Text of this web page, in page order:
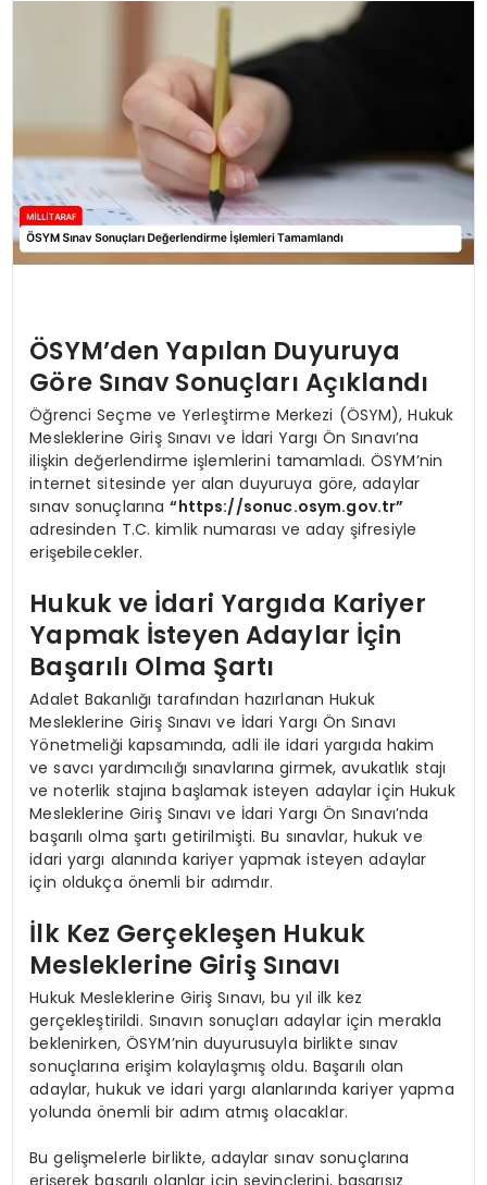
ÖSYM’den Yapılan Duyuruya
Göre Sınav Sonuçları Açıklandı
Öğrenci Seçme ve Yerleştirme Merkezi (ÖSYM), Hukuk
Mesleklerine Giriş Sınavı ve İdari Yargı Ön Sınavı’na
ilişkin değerlendirme işlemlerini tamamladı. ÖSYM’nin
internet sitesinde yer alan duyuruya göre, adaylar
sınav sonuçlarına“https://sonuc.osym.gov.tr”
adresinden T.C. kimlik numarası ve aday şifresiyle
erişebilecekler.
Hukuk ve İdari Yargıda Kariyer
Yapmak İsteyen Adaylar İçin
Başarılı Olma Şartı
Adalet Bakanlığı tarafından hazırlanan Hukuk
Mesleklerine Giriş Sınavı ve İdari Yargı Ön Sınavı
Yönetmeliği kapsamında, adli ile idari yargıda hakim
ve savcı yardımcılığı sınavlarına girmek, avukatlık stajı
ve noterlik stajına başlamak isteyen adaylar için Hukuk
Mesleklerine Giriş Sınavı ve İdari Yargı Ön Sınavı’nda
başarılı olma şartı getirilmişti. Bu sınavlar, hukuk ve
idari yargı alanında kariyer yapmak isteyen adaylar
için oldukça önemli bir adımdır.
İlk Kez Gerçekleşen Hukuk
Mesleklerine Giriş Sınavı
Hukuk Mesleklerine Giriş Sınavı, bu yıl ilk kez
gerçekleştirildi. Sınavın sonuçları adaylar için merakla
beklenirken, ÖSYM’nin duyurusuyla birlikte sınav
sonuçlarına erişim kolaylaşmış oldu. Başarılı olan
adaylar, hukuk ve idari yargı alanlarında kariyer yapma
yolunda önemli bir adım atmış olacaklar.
Bu gelişmelerle birlikte, adaylar sınav sonuçlarına
erişerek başarılı olanlar için sevinçlerini, başarısız